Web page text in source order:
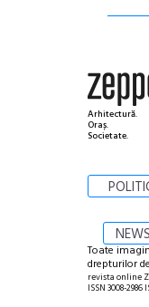
Arhitectură.
Oraș.
Societate.
Toate
drepturilor
revista online
ISSN 3008-2986